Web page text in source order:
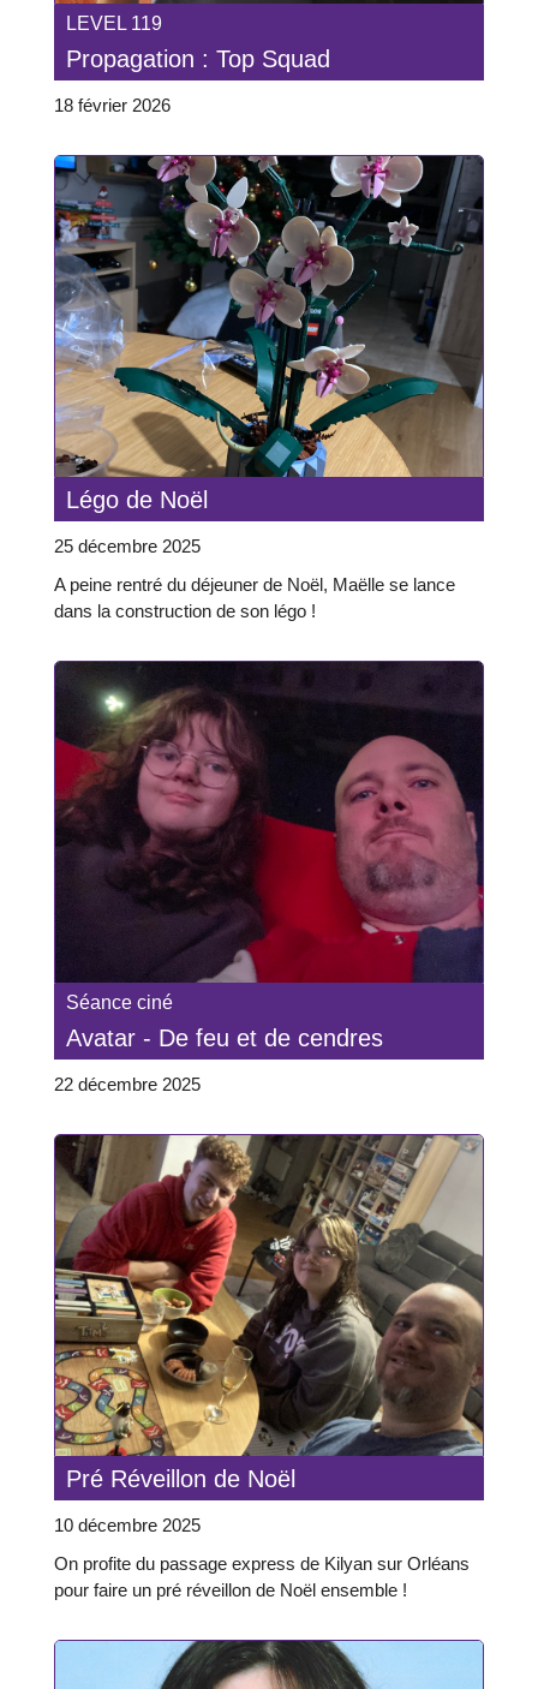
LEVEL 119
Propagation : Top Squad
18 février 2026
Légo de Noël
25 décembre 2025
A peine rentré du déjeuner de Noël, Maëlle se lance
dans la construction de son légo !
Séance ciné
Avatar - De feu et de cendres
22 décembre 2025
Pré Réveillon de Noël
10 décembre 2025
On profite du passage express de Kilyan sur Orléans
pour faire un pré réveillon de Noël ensemble !